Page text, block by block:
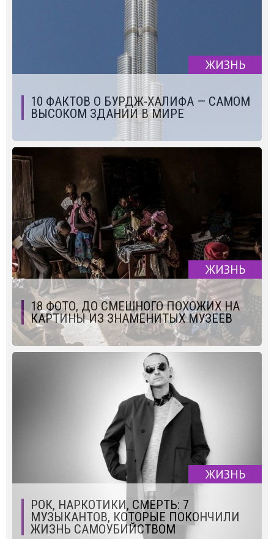
ЖИЗНЬ
10 ФАКТОВ О БУРДЖ-ХАЛИФА — САМОМ
ВЫСОКОМ ЗДАНИИ В МИРЕ
ЖИЗНЬ
18 ФОТО, ДО СМЕШНОГО ПОХОЖИХ НА
КАРТИНЫ ИЗ ЗНАМЕНИТЫХ МУЗЕЕВ
ЖИЗНЬ
РОК, НАРКОТИКИ, СМЕРТЬ: 7
МУЗЫКАНТОВ, КОТОРЫЕ ПОКОНЧИЛИ
ЖИЗНЬ САМОУБИЙСТВОМ